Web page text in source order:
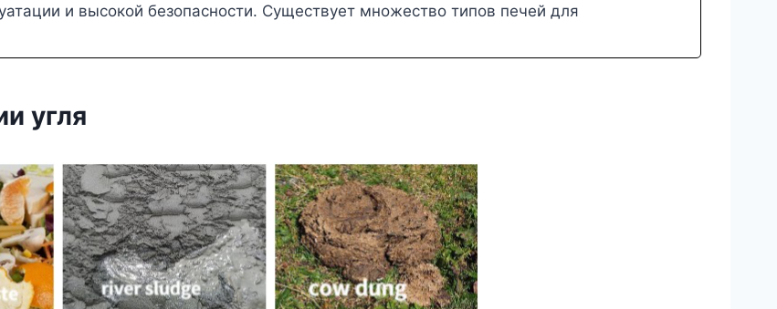
и высокой безопасности. Существует множество типов печей для
угля